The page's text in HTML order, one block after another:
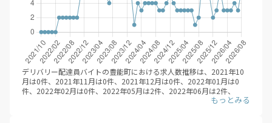
デリバリー配達員バイトの豊能町における求人数推移は、2021年10
月は0件、2021年11月は0件、2021年12月は0件、2022年01月は0
件、2022年02月は0件、2022年05月は2件、2022年06月は2件、
2022年07月は2件、2022年08月は2件、2022年09月は2件、2022年